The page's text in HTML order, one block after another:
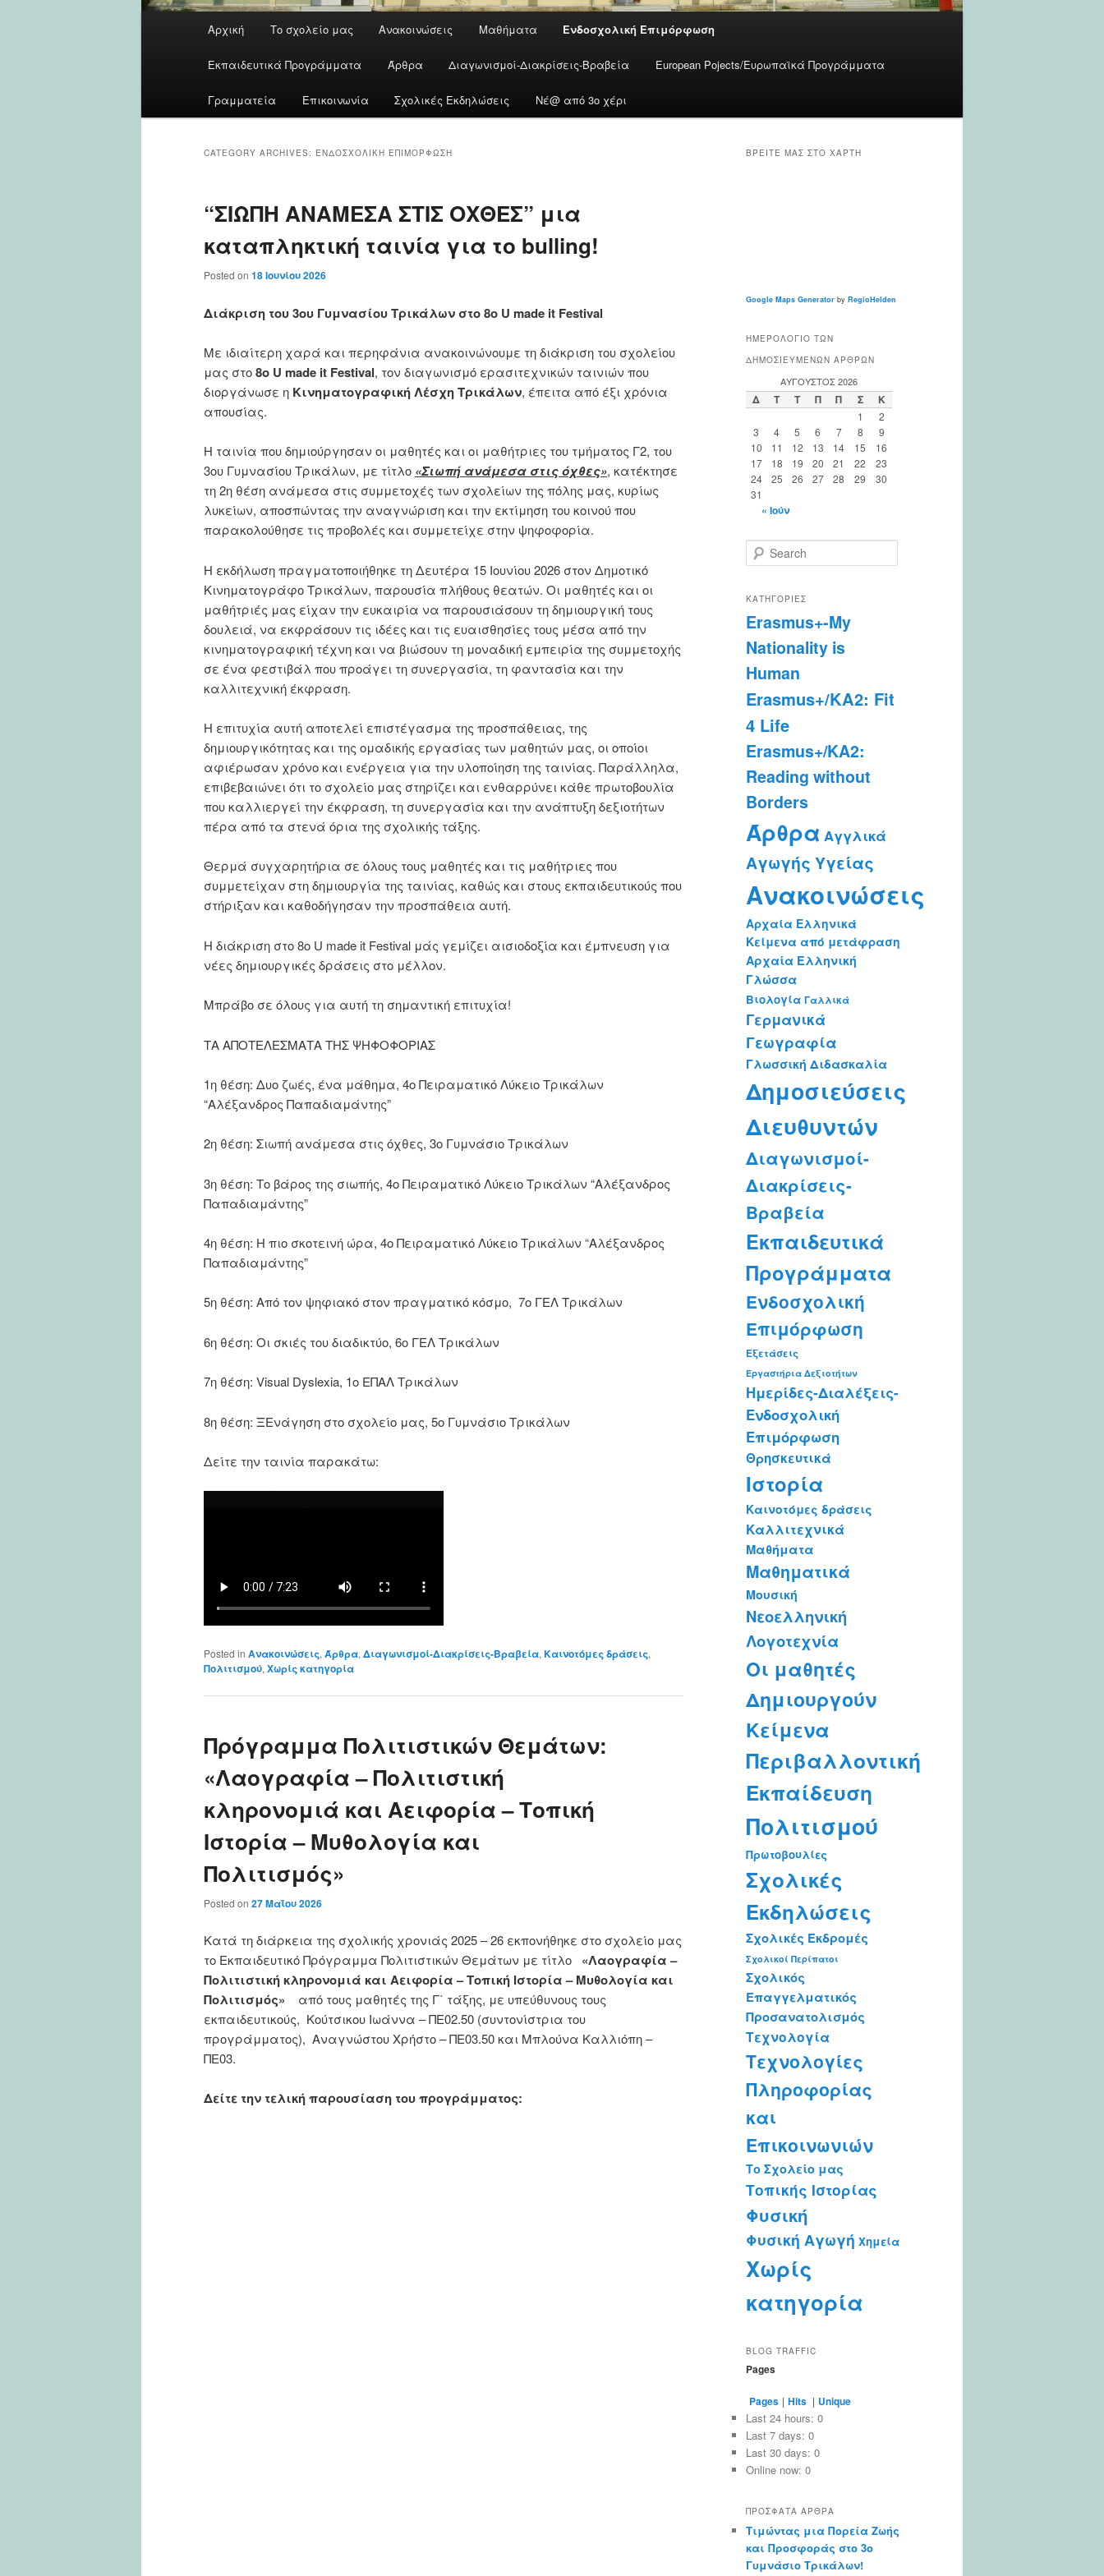
Αρχική Το σχολείο μας Ανακοινώσεις Μαθήματα Ενδοσχολική Επιμόρφωση
Εκπαιδευτικά Προγράμματα Άρθρα Διαγωνισμοί-Διακρίσεις-Βραβεία European Pojects/Ευρωπαϊκά Προγράμματα
Γραμματεία Επικοινωνία Σχολικές Εκδηλώσεις Νέ@ από 3ο χέρι
CATEGORY ARCHIVES: ΕΝΔΟΣΧΟΛΙΚΉ ΕΠΙΜΌΡΦΩΣΗ
“ΣΙΩΠΗ ΑΝΑΜΕΣΑ ΣΤΙΣ ΟΧΘΕΣ” μια
καταπληκτική ταινία για το bulling!
Posted on 18 Ιουνίου 2026
Διάκριση του 3ου Γυμνασίου Τρικάλων στο 8ο U made it Festival
Με ιδιαίτερη χαρά και περηφάνια ανακοινώνουμε τη διάκριση του σχολείου
μας στο8ο U made it Festival, τον διαγωνισμό ερασιτεχνικών ταινιών που
διοργάνωσε η Κινηματογραφική Λέσχη Τρικάλων, έπειτα από έξι χρόνια
απουσίας.
Η ταινία που δημιούργησαν οι μαθητές και οι μαθήτριες του τμήματος Γ2, του
3ου Γυμνασίου Τρικάλων, με τίτλο «Σιωπή ανάμεσα στις όχθες», κατέκτησε
τη 2η θέση ανάμεσα στις συμμετοχές των σχολείων της πόλης μας, κυρίως
λυκείων, αποσπώντας την αναγνώριση και την εκτίμηση του κοινού που
παρακολούθησε τις προβολές και συμμετείχε στην ψηφοφορία.
Η εκδήλωση πραγματοποιήθηκε τη Δευτέρα 15 Ιουνίου 2026 στον Δημοτικό
Κινηματογράφο Τρικάλων, παρουσία πλήθους θεατών. Οι μαθητές και οι
μαθήτριές μας είχαν την ευκαιρία να παρουσιάσουν τη δημιουργική τους
δουλειά, να εκφράσουν τις ιδέες και τις ευαισθησίες τους μέσα από την
κινηματογραφική τέχνη και να βιώσουν τη μοναδική εμπειρία της συμμετοχής
σε ένα φεστιβάλ που προάγει τη συνεργασία, τη φαντασία και την
καλλιτεχνική έκφραση.
Η επιτυχία αυτή αποτελεί επιστέγασμα της προσπάθειας, της
δημιουργικότητας και της ομαδικής εργασίας των μαθητών μας, οι οποίοι
αφιέρωσαν χρόνο και ενέργεια για την υλοποίηση της ταινίας. Παράλληλα,
επιβεβαιώνει ότι το σχολείο μας στηρίζει και ενθαρρύνει κάθε πρωτοβουλία
που καλλιεργεί την έκφραση, τη συνεργασία και την ανάπτυξη δεξιοτήτων
πέρα από τα στενά όρια της σχολικής τάξης.
Θερμά συγχαρητήρια σε όλους τους μαθητές και τις μαθήτριες που
συμμετείχαν στη δημιουργία της ταινίας, καθώς και στους εκπαιδευτικούς που
στήριξαν και καθοδήγησαν την προσπάθεια αυτή.
Η διάκριση στο 8ο U made it Festival μάς γεμίζει αισιοδοξία και έμπνευση για
νέες δημιουργικές δράσεις στο μέλλον.
Μπράβο σε όλους για αυτή τη σημαντική επιτυχία!
ΤΑ ΑΠΟΤΕΛΕΣΜΑΤΑ ΤΗΣ ΨΗΦΟΦΟΡΙΑΣ
1η θέση: Δυο ζωές, ένα μάθημα, 4ο Πειραματικό Λύκειο Τρικάλων
“Αλέξανδρος Παπαδιαμάντης”
2η θέση: Σιωπή ανάμεσα στις όχθες, 3ο Γυμνάσιο Τρικάλων
3η θέση: Το βάρος της σιωπής, 4ο Πειραματικό Λύκειο Τρικάλων “Αλέξανδρος
Παπαδιαμάντης”
4η θέση: Η πιο σκοτεινή ώρα, 4ο Πειραματικό Λύκειο Τρικάλων “Αλέξανδρος
Παπαδιαμάντης”
5η θέση: Από τον ψηφιακό στον πραγματικό κόσμο, 7ο ΓΕΛ Τρικάλων
6η θέση: Οι σκιές του διαδικτύο, 6ο ΓΕΛ Τρικάλων
7η θέση: Visual Dyslexia, 1ο ΕΠΑΛ Τρικάλων
8η θέση: ΞΕνάγηση στο σχολείο μας, 5ο Γυμνάσιο Τρικάλων
Δείτε την ταινία παρακάτω:
Posted in Ανακοινώσεις, Άρθρα, Διαγωνισμοί-Διακρίσεις-Βραβεία, Καινοτόμες δράσεις,
Πολιτισμού, Χωρίς κατηγορία
Πρόγραμμα Πολιτιστικών Θεμάτων:
«Λαογραφία – Πολιτιστική
κληρονομιά και Αειφορία – Τοπική
Ιστορία – Μυθολογία και
Πολιτισμός»
Posted on 27 Μαΐου 2026
Κατά τη διάρκεια της σχολικής χρονιάς 2025 – 26 εκπονήθηκε στο σχολείο μας
το Εκπαιδευτικό Πρόγραμμα Πολιτιστικών Θεμάτων με τίτλο
«Λαογραφία –
Πολιτιστική κληρονομιά και Αειφορία – Τοπική Ιστορία – Μυθολογία και
Πολιτισμός»
από τους μαθητές της Γ΄ τάξης, με υπεύθυνους τους
εκπαιδευτικούς, Κούτσικου Ιωάννα – ΠΕ02.50 (συντονίστρια του
προγράμματος), Αναγνώστου Χρήστο – ΠΕ03.50 και Μπλούνα Καλλιόπη –
ΠΕ03.
Δείτε την τελική παρουσίαση του προγράμματος:
ΒΡΕΊΤΕ ΜΑΣ ΣΤΟ ΧΆΡΤΗ
Google Maps Generator by RegioHelden
ΗΜΕΡΟΛΌΓΙΟ ΤΩΝ
ΔΗΜΟΣΙΕΥΜΈΝΩΝ ΆΡΘΡΩΝ
ΑΎΓΟΥΣΤΟΣ 2026
Δ Τ Τ Π Π Σ Κ
1
2
3
4 5 6 7 8
9
10
11 12 13 14 15
16
17
18 19 20 21 22
23
24
25 26 27 28 29
30
31
« Ιούν
e
r
h
ΚΑΤΗΓΟΡΊΕΣ
Erasmus+-My
Nationality is
Human
Erasmus+/KA2: Fit
4 Life
Erasmus+/KA2:
Reading without
Borders
Άρθρα Αγγλικά
Αγωγής Υγείας
Ανακοινώσεις
Αρχαία Ελληνικά
Κείμενα από μετάφραση
Αρχαία Ελληνική
Γλώσσα
Βιολογία Γαλλικά
Γερμανικά
Γεωγραφία
Γλωσσική Διδασκαλία
Δημοσιεύσεις
Διευθυντών
Διαγωνισμοί-
Διακρίσεις-
Βραβεία
Εκπαιδευτικά
Προγράμματα
Ενδοσχολική
Επιμόρφωση
Εξετάσεις
Εργαστήρια Δεξιοτήτων
Ημερίδες-Διαλέξεις-
Ενδοσχολική
Επιμόρφωση
Θρησκευτικά
Ιστορία
Καινοτόμες δράσεις
Καλλιτεχνικά
Μαθήματα
Μαθηματικά
Μουσική
Νεοελληνική
Λογοτεχνία
Οι μαθητές
Δημιουργούν
Κείμενα
Περιβαλλοντική
Εκπαίδευση
Πολιτισμού
Πρωτοβουλίες
Σχολικές
Εκδηλώσεις
Σχολικές Εκδρομές
Σχολικοί Περίπατοι
Σχολικός
Επαγγελματικός
Προσανατολισμός
Τεχνολογία
Τεχνολογίες
Πληροφορίας
και
Επικοινωνιών
Το Σχολείο μας
Τοπικής Ιστορίας
Φυσική
Φυσική Αγωγή Χημεία
Χωρίς
κατηγορία
BLOG TRAFFIC
Pages
Pages | Hits | Unique
Last 24 hours: 0
Last 7 days: 0
Last 30 days: 0
Online now: 0
ΠΡΌΣΦΑΤΑ ΆΡΘΡΑ
Τιμώντας μια Πορεία Ζωής
και Προσφοράς στο 3ο
Γυμνάσιο Τρικάλων!